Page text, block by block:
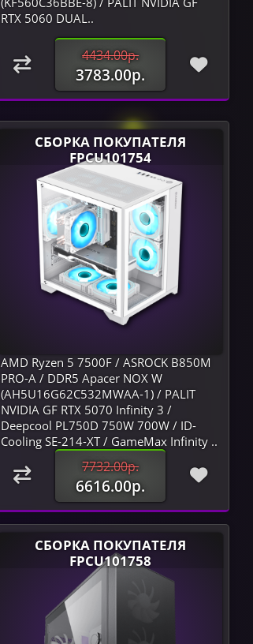
RTX 5060 DUAL..
4434.00р.
3783.00р.
СБОРКА ПОКУПАТЕЛЯ
FPCU101754
AMD Ryzen 5 7500F / ASROCK B850M
PRO-A / DDR5 Apacer NOX W
(AH5U16G62C532MWAA-1) / PALIT
NVIDIA GF RTX 5070 Infinity 3 /
Deepcool PL750D 750W 700W / ID-
Cooling SE-214-XT / GameMax Infinity ..
7732.00р.
6616.00р.
СБОРКА ПОКУПАТЕЛЯ
FPCU101758